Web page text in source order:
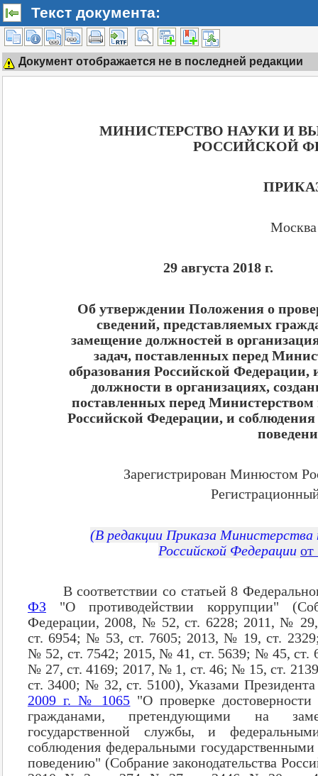
Текст документа:
Документ отображается не в последней редакции